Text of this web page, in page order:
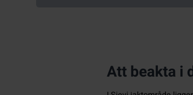
Att beakta i